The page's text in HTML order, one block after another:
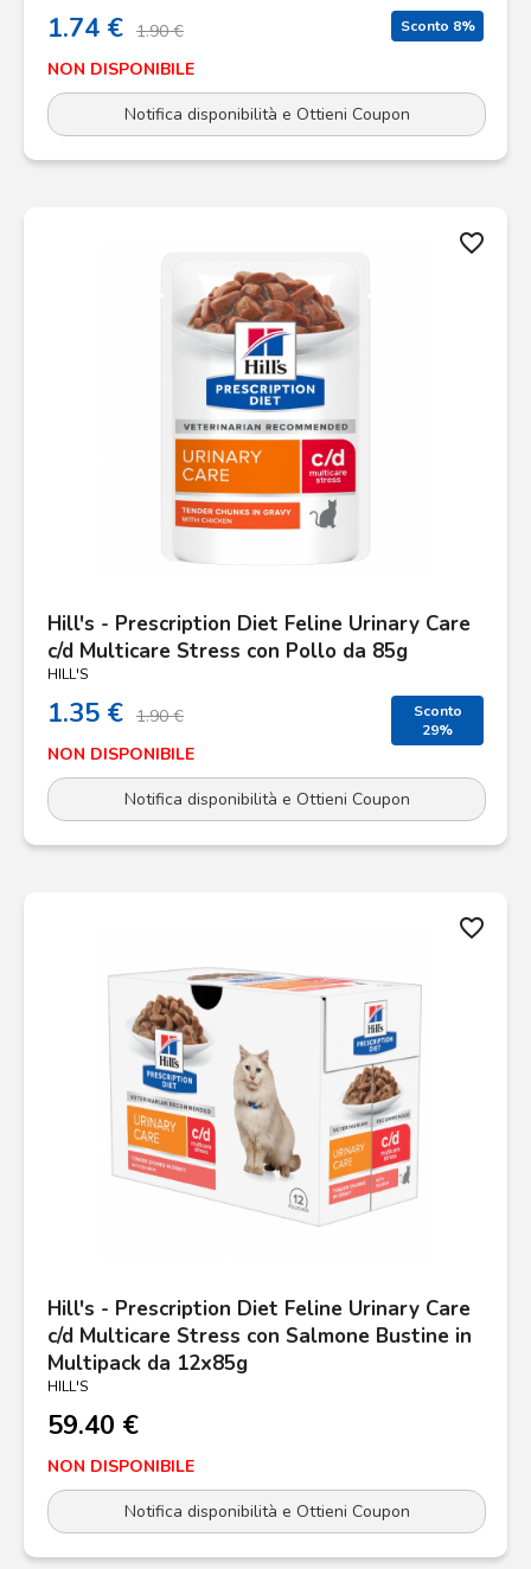
1.74 € 1.90 € Sconto 8%
NON DISPONIBILE
Notifica disponibilità e Ottieni Coupon
favorite_border
Hill's - Prescription Diet Feline Urinary Care
c/d Multicare Stress con Pollo da 85g
HILL'S
1.35 € 1.90 €
Sconto
29%
NON DISPONIBILE
Notifica disponibilità e Ottieni Coupon
favorite_border
Hill's - Prescription Diet Feline Urinary Care
c/d Multicare Stress con Salmone Bustine in
Multipack da 12x85g
HILL'S
59.40 €
NON DISPONIBILE
Notifica disponibilità e Ottieni Coupon